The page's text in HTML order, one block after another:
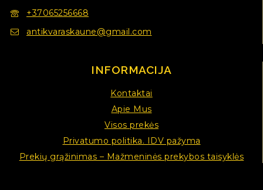
+37065256668
antikvaraskaune@gmail.com
INFORMACIJA
Kontaktai
Apie Mus
Visos prekės
Privatumo politika. IDV pažyma
Prekių grąžinimas – Mažmeninės prekybos taisyklės